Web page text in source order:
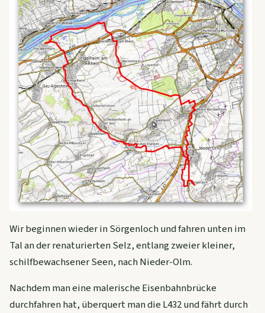
Wir beginnen wieder in Sörgenloch und fahren unten im
Tal an der renaturierten Selz, entlang zweier kleiner,
schilfbewachsener Seen, nach Nieder-Olm.
Nachdem man eine malerische Eisenbahnbrücke
durchfahren hat, überquert man die L432 und fährt durch